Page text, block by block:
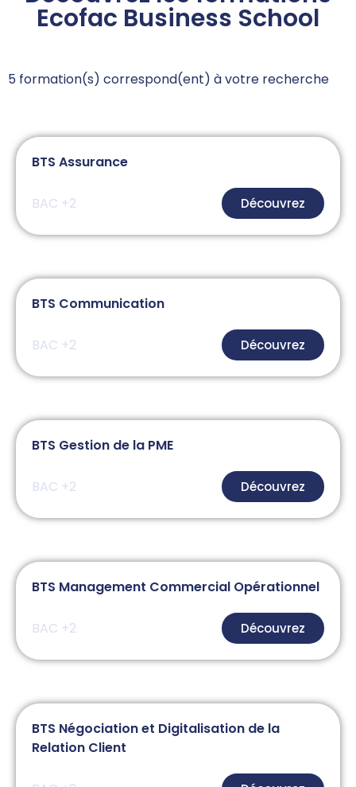
Ecofac Business School
5
BTS Assurance
BAC +2 Découvrez
BTS Communication
BAC +2 Découvrez
BTS Gestion de la PME
BAC +2 Découvrez
BTS Management Commercial Opérationnel
BAC +2 Découvrez
BTS Négociation et Digitalisation de la
Relation Client